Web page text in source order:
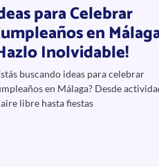
para Celebrar
en
Inolvidable!
buscando ideas para celebrar
en Málaga? Desde
libre hasta fiestas